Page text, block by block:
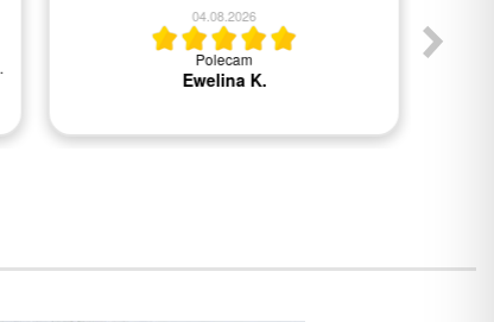
04.08.2026
Polecam
Ewelina K.